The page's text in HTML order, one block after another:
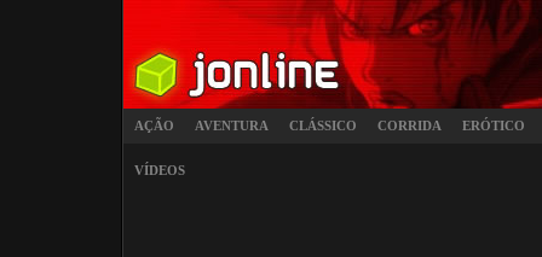
AÇÃO AVENTURA CLÁSSICO CORRIDA ERÓTICO
VÍDEOS